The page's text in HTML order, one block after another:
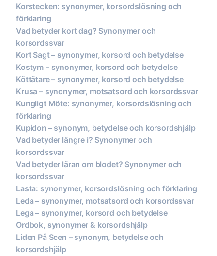
Korstecken: synonymer, korsordslösning och
förklaring
Vad betyder kort dag? Synonymer och
korsordssvar
Kort Sagt – synonymer, korsord och betydelse
Kostym – synonymer, korsord och betydelse
Köttätare – synonymer, korsord och betydelse
Krusa – synonymer, motsatsord och korsordssvar
Kungligt Möte: synonymer, korsordslösning och
förklaring
Kupidon – synonym, betydelse och korsordshjälp
Vad betyder längre i? Synonymer och
korsordssvar
Vad betyder läran om blodet? Synonymer och
korsordssvar
Lasta: synonymer, korsordslösning och förklaring
Leda – synonymer, motsatsord och korsordssvar
Lega – synonymer, korsord och betydelse
Ordbok, synonymer & korsordshjälp
Liden På Scen – synonym, betydelse och
korsordshjälp